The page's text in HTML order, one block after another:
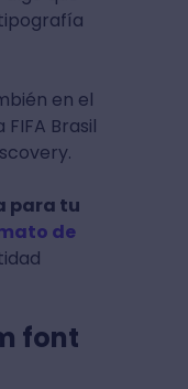
en el
Brasil
para tu
de
font